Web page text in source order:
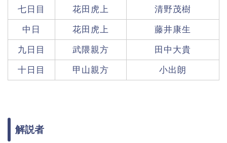
七日目 花田虎上 清野茂樹
中日 花田虎上 藤井康生
九日目 武隈親方 田中大貴
十日目 甲山親方 小出朗
解説者